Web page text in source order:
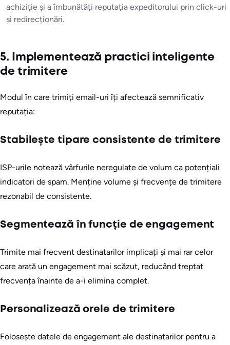
achiziție și a îmbunătăți reputația expeditorului prin click-uri
și redirecționări.
5. Implementează practici inteligente
de trimitere
Modul în care trimiți email-uri îți afectează semnificativ
reputația:
Stabilește tipare consistente de trimitere
ISP-urile notează vârfurile neregulate de volum ca potențiali
indicatori de spam. Menține volume și frecvențe de trimitere
rezonabil de consistente.
Segmentează în funcție de engagement
Trimite mai frecvent destinatarilor implicați și mai rar celor
care arată un engagement mai scăzut, reducând treptat
frecvența înainte de a-i elimina complet.
Personalizează orele de trimitere
Folosește datele de engagement ale destinatarilor pentru a